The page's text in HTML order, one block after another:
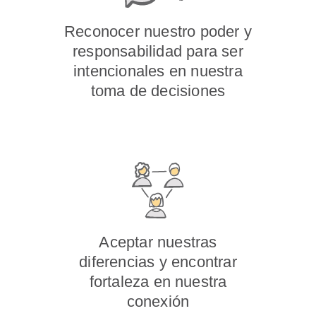
Reconocer nuestro poder y
responsabilidad para ser
intencionales en nuestra
toma de decisiones
Aceptar nuestras
diferencias y encontrar
fortaleza en nuestra
conexión